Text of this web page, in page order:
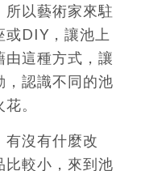
所以藝術家來駐
或DIY，讓池上
由這種方式，讓
，認識不同的池
。
有沒有什麼改
比較小，來到池